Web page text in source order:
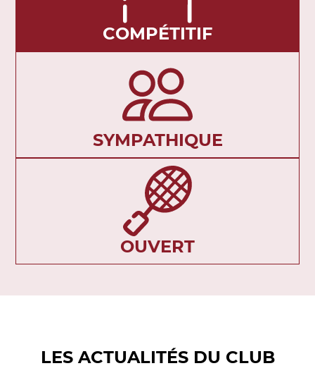
COMPÉTITIF
SYMPATHIQUE
OUVERT
LES ACTUALITÉS DU CLUB